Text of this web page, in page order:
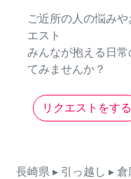
ご近所の人の悩み
エスト
みんなが抱える日
てみませんか？
リクエストをする
長崎県 ▸ 引っ越し ▸ 倉